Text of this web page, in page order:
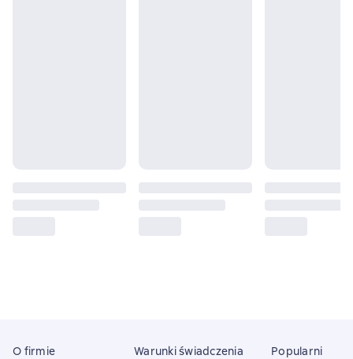
O firmie
Warunki świadczenia
Popularni